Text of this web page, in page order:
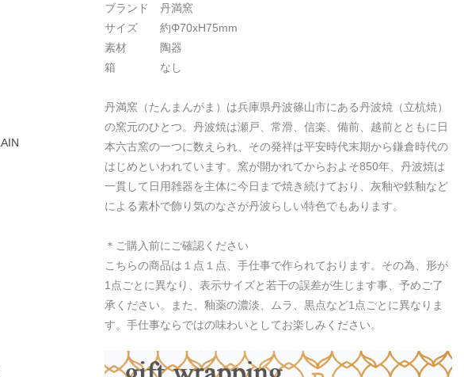
ブランド 丹満窯
サイズ 約Φ70xH75mm
素材 陶器
箱 なし
丹満窯（たんまんがま）は兵庫県丹波篠山市にある丹波焼（立杭焼）
の窯元のひとつ。丹波焼は瀬戸、常滑、信楽、備前、越前とともに日
本六古窯の一つに数えられ、その発祥は平安時代末期から鎌倉時代の
はじめといわれています。窯が開かれてからおよそ850年、丹波焼は
一貫して日用雑器を主体に今日まで焼き続けており、灰釉や鉄釉など
による素朴で飾り気のなさが丹波らしい特色でもあります。
＊ご購入前にご確認ください
こちらの商品は１点１点、手仕事で作られております。その為、形が
1点ごとに異なり、表示サイズと若干の誤差が生じます事、予めご了
承ください。また、釉薬の濃淡、ムラ、黒点など1点ごとに異なりま
す。手仕事ならではの味わいとしてお楽しみください。